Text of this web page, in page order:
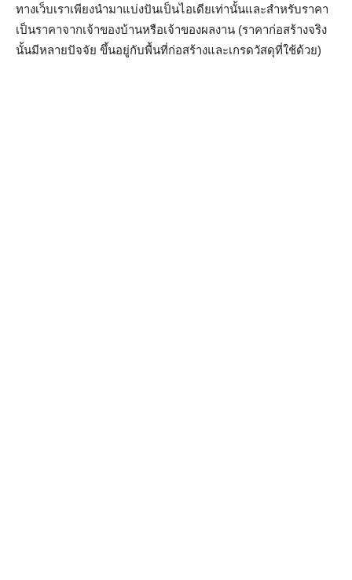
ทางเว็บเราเพียงนำมาแบ่งปันเป็นไอเดียเท่านั้นและสำหรับราคา
เป็นราคาจากเจ้าของบ้านหรือเจ้าของผลงาน (ราคาก่อสร้างจริง
นั้นมีหลายปัจจัย ขึ้นอยู่กับพื้นที่ก่อสร้างและเกรดวัสดุที่ใช้ด้วย)